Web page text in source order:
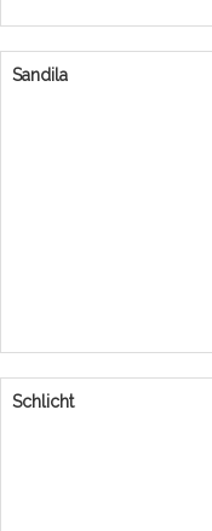
Sandila
Schlicht